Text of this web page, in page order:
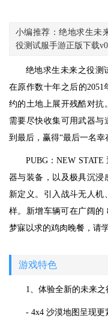
小编推荐：绝地求生未
役测试服手游正版下载
绝地求生未来之役测
在原作数十年之后的
约的土地上展开残酷对抗
需要尽快收集可用武器
到最后，赢得“最后一名幸
PUBG：NEW
器与装备，以及极具沉浸
新定义。引入战斗无人机
样。新增车辆可在广阔的
梦寐以求的鸡肉晚餐，请
游戏特色
1、体验全新的未来
- 4x4 沙漠地图呈现更